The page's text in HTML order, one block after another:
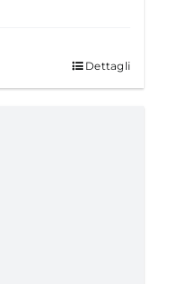
Dettagli